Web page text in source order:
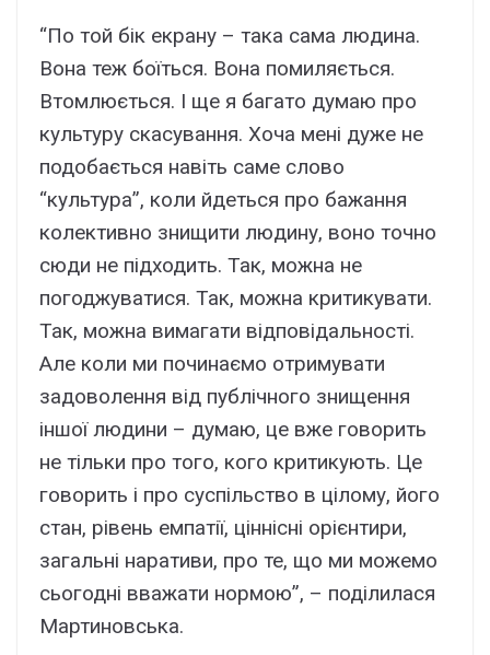
“По той бік екрану – така сама людина.
Вона теж боїться. Вона помиляється.
Втомлюється. І ще я багато думаю про
культуру скасування. Хоча мені дуже не
подобається навіть саме слово
“культура”, коли йдеться про бажання
колективно знищити людину, воно точно
сюди не підходить. Так, можна не
погоджуватися. Так, можна критикувати.
Так, можна вимагати відповідальності.
Але коли ми починаємо отримувати
задоволення від публічного знищення
іншої людини – думаю, це вже говорить
не тільки про того, кого критикують. Це
говорить і про суспільство в цілому, його
стан, рівень емпатії, ціннісні орієнтири,
загальні наративи, про те, що ми можемо
сьогодні вважати нормою”, – поділилася
Мартиновська.